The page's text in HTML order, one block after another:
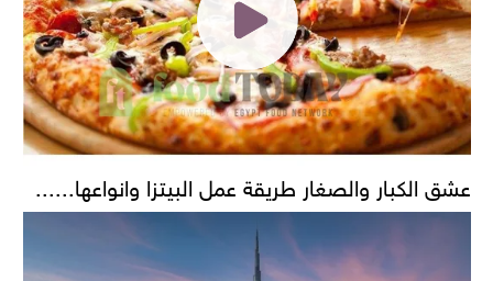
عشق الكبار والصغار طريقة عمل البيتزا وانواعها......